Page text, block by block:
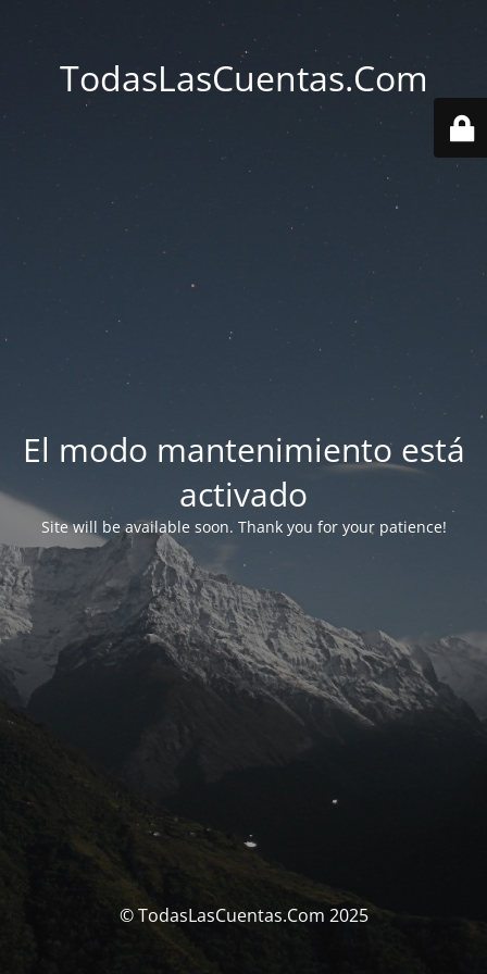
TodasLasCuentas.Com
El modo mantenimiento está
activado
Site will be available soon. Thank you for your patience!
© TodasLasCuentas.Com 2025